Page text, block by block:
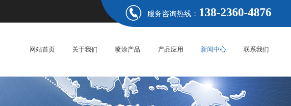
服务咨询热线： 138-2360-4876
网站首页 关于我们 喷涂产品 产品应用 新闻中心 联系我们